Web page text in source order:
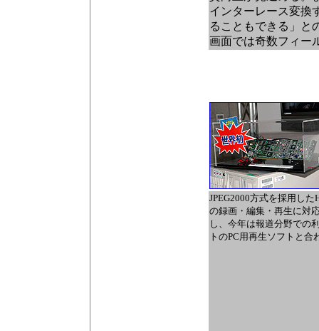
インターレース変換
ることもできる」と
画面では奇数フィー
JPEG2000方式を採用し
の録画・編集・再生に対
し、今年は報道分野での
トのPC用再生ソフトと